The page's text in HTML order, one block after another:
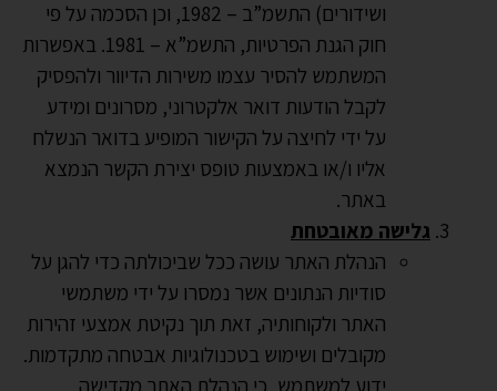
ושידורים) התשמ”ב – 1982, וכן הסכמה על פי
חוק הגנת הפרטיות, התשמ”א – 1981. באפשרות
המשתמש להסיר עצמו משירות הדיוור ולהפסיק
לקבל הודעות דואר אלקטרוני, מסרונים ומידע
על ידי לחיצה על הקישור המופיע בדואר הנשלח
אליו ו/או באמצעות טופס יצירת הקשר הנמצא
באתר.
גלישה מאובטחת
הנהלת האתר עושה ככל שביכולתה כדי להגן על
סודיות הנתונים אשר נמסרו על ידי משתמשי
האתר ולקוחותיה, זאת תוך נקיטת אמצעי זהירות
מקובלים ושימוש בטכנולוגיות אבטחה מתקדמות.
ידוע למשתמש, כי הנהלת האתר מקדישה